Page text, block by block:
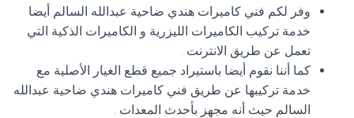
وفر لكم فني كاميرات هندي ضاحية عبدالله السالم أيضا
خدمة تركيب الكاميرات الليزرية و الكاميرات الذكية التي
تعمل عن طريق الانترنت .
كما أننا نقوم أيضا باستيراد جميع قطع الغيار الأصلية مع
خدمة تركيبها عن طريق فني كاميرات هندي ضاحية عبدالله
السالم حيث أنه مجهز بأحدث المعدات .